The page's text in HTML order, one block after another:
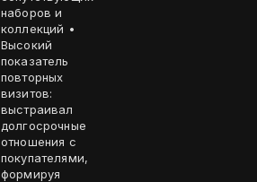
наборов и
коллекций •
Высокий
показатель
повторных
визитов:
выстраивал
долгосрочные
отношения с
покупателями,
формируя